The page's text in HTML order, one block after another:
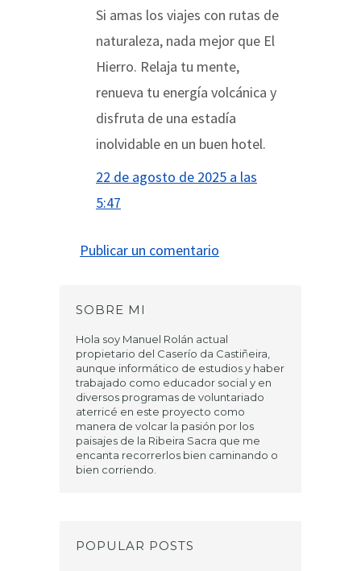
Si amas los viajes con rutas de
naturaleza, nada mejor que El
Hierro. Relaja tu mente,
renueva tu energía volcánica y
disfruta de una estadía
inolvidable en un buen hotel.
22 de agosto de 2025 a las
5:47
Publicar un comentario
SOBRE MI
Hola soy Manuel Rolán actual
propietario del Caserío da Castiñeira,
aunque informático de estudios y haber
trabajado como educador social y en
diversos programas de voluntariado
aterricé en este proyecto como
manera de volcar la pasión por los
paisajes de la Ribeira Sacra que me
encanta recorrerlos bien caminando o
bien corriendo.
POPULAR POSTS